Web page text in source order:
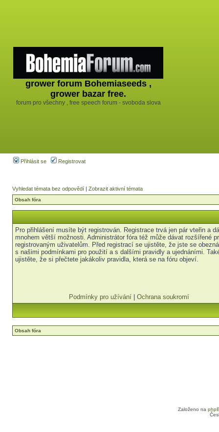
grower forum Bohemiaseeds ,
grower bazar free.
forum pro všechny , free speech forum - svoboda slova
Přihlásit se Registrovat
Vyhledat témata bez odpovědí | Zobrazit aktivní témata
Obsah fóra
Pro přihlášení musíte být registrován. Registrace trvá jen pár vteřin a
mnohem větší možnosti. Administrátor fóra též může dávat rozšířené
registrovaným uživatelům. Před registrací se ujistěte, že jste se
s našimi podmínkami pro použití a s dalšími pravidly a ujednáními.
ujistěte, že si přečtete jakákoliv pravidla, která se na fóru objeví.
Podmínky pro užívání Ochrana soukromí
Obsah fóra
Založeno na